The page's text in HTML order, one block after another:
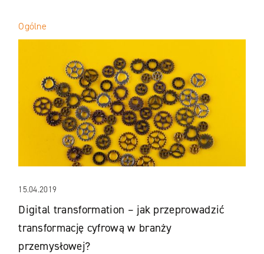
15.04.2019
Digital transformation – jak przeprowadzić
transformację cyfrową w branży
przemysłowej?
Ogólne